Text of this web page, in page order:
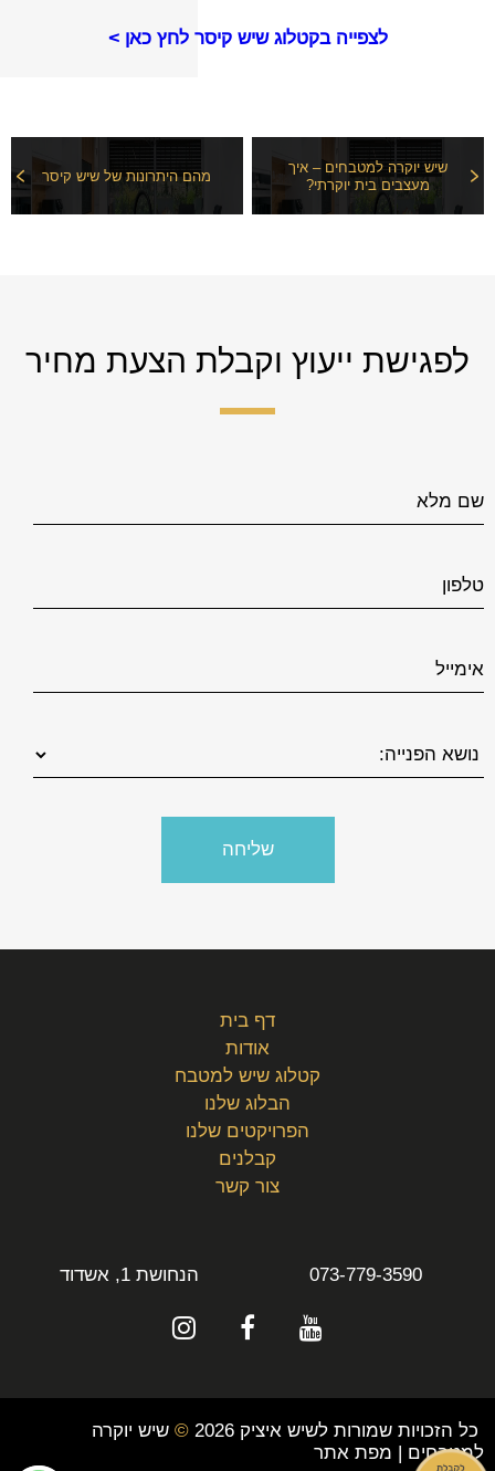
לצפייה בקטלוג שיש קיסר לחץ כאן >
שיש יוקרה למטבחים – איך
מעצבים בית יוקרתי?
מהם היתרונות של שיש קיסר
לפגישת ייעוץ וקבלת הצעת מחיר
דף בית
אודות
קטלוג שיש למטבח
הבלוג שלנו
הפרויקטים שלנו
קבלנים
צור קשר
073-779-3590 הנחושת 1, אשדוד
כל הזכויות שמורות לשיש איציק 2026 © שיש יוקרה
למטבחים | מפת אתר